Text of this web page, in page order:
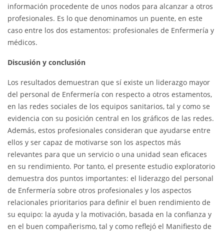
información procedente de unos nodos para alcanzar a otros
profesionales. Es lo que denominamos un puente, en este
caso entre los dos estamentos: profesionales de Enfermería y
médicos.
Discusión y conclusión
Los resultados demuestran que sí existe un liderazgo mayor
del personal de Enfermería con respecto a otros estamentos,
en las redes sociales de los equipos sanitarios, tal y como se
evidencia con su posición central en los gráficos de las redes.
Además, estos profesionales consideran que ayudarse entre
ellos y ser capaz de motivarse son los aspectos más
relevantes para que un servicio o una unidad sean eficaces
en su rendimiento. Por tanto, el presente estudio exploratorio
demuestra dos puntos importantes: el liderazgo del personal
de Enfermería sobre otros profesionales y los aspectos
relacionales prioritarios para definir el buen rendimiento de
su equipo: la ayuda y la motivación, basada en la confianza y
en el buen compañerismo, tal y como reflejó el Manifiesto de